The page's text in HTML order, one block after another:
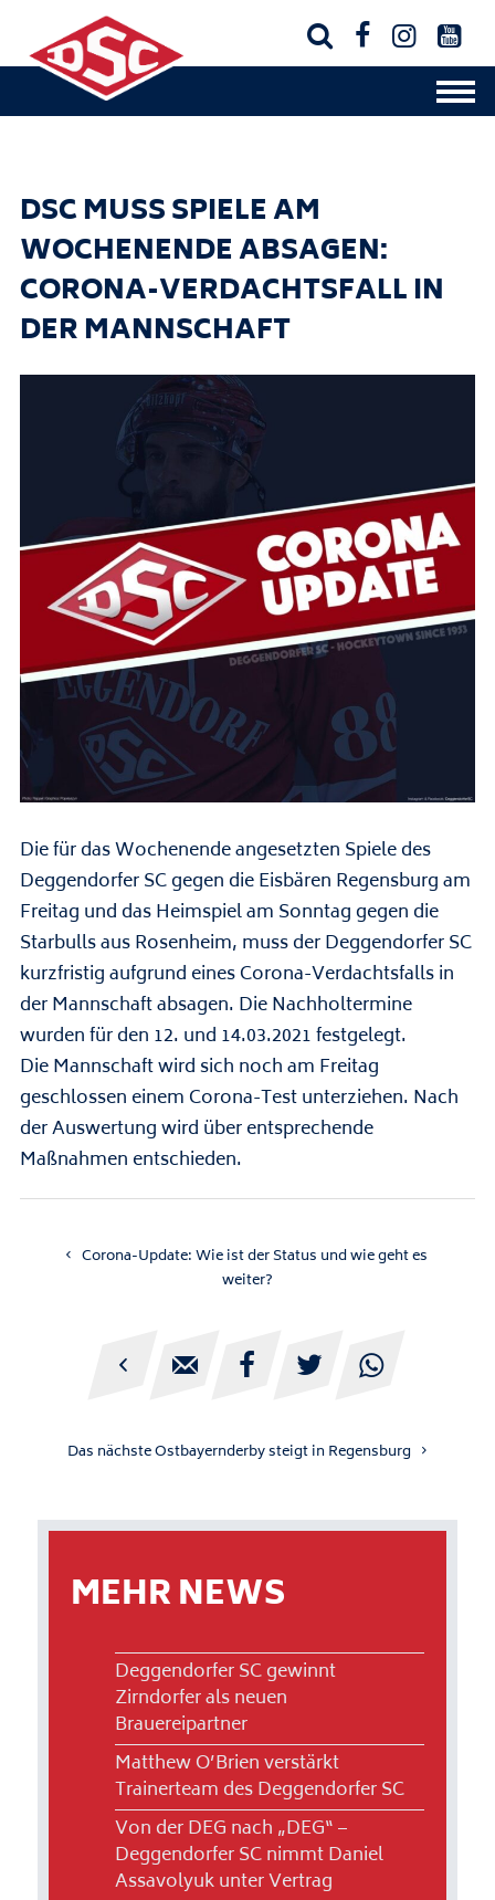
   
DSC MUSS SPIELE AM
WOCHENENDE ABSAGEN:
CORONA-VERDACHTSFALL IN
DER MANNSCHAFT
Die für das Wochenende angesetzten Spiele des
Deggendorfer SC gegen die Eisbären Regensburg am
Freitag und das Heimspiel am Sonntag gegen die
Starbulls aus Rosenheim, muss der Deggendorfer SC
kurzfristig aufgrund eines Corona-Verdachtsfalls in
der Mannschaft absagen. Die Nachholtermine
wurden für den 12. und 14.03.2021 festgelegt.
Die Mannschaft wird sich noch am Freitag
geschlossen einem Corona-Test unterziehen. Nach
der Auswertung wird über entsprechende
Maßnahmen entschieden.
Corona-Update: Wie ist der Status und wie geht es
weiter?
    
Das nächste Ostbayernderby steigt in Regensburg
MEHR NEWS
Deggendorfer SC gewinnt
Zirndorfer als neuen
Brauereipartner
Matthew O’Brien verstärkt
Trainerteam des Deggendorfer SC
Von der DEG nach „DEG“ –
Deggendorfer SC nimmt Daniel
Assavolyuk unter Vertrag